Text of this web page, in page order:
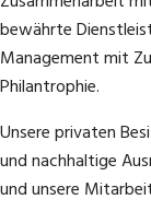
Umfeld des
Pflegenden,
weiteren
Management
Pfäfers. Dabei
den
um die
bewährte
Management mit
Philantrophie.
Unsere privaten
und nachhaltige
und unsere